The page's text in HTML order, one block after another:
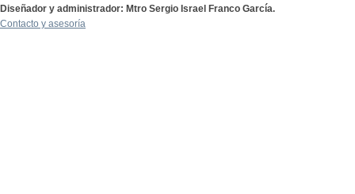
Diseñador y administrador: Mtro Sergio Israel Franco García.
Contacto y asesoría